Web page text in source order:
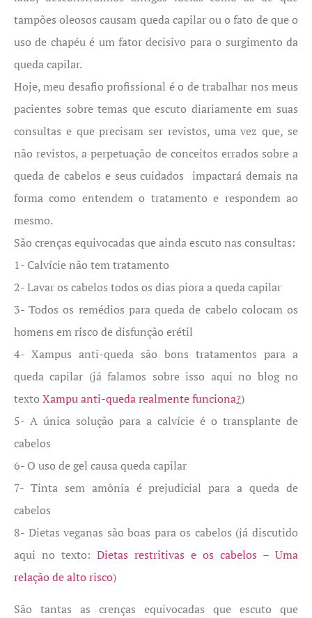
tampões oleosos causam queda capilar ou o fato de que o
uso de chapéu é um fator decisivo para o surgimento da
queda capilar.
Hoje, meu desafio profissional é o de trabalhar nos meus
pacientes sobre temas que escuto diariamente em suas
consultas e que precisam ser revistos, uma vez que, se
não revistos, a perpetuação de conceitos errados sobre a
queda de cabelos e seus cuidados impactará demais na
forma como entendem o tratamento e respondem ao
mesmo.
São crenças equivocadas que ainda escuto nas consultas:
1- Calvície não tem tratamento
2- Lavar os cabelos todos os dias piora a queda capilar
3- Todos os remédios para queda de cabelo colocam os
homens em risco de disfunção erétil
4- Xampus anti-queda são bons tratamentos para a
queda capilar (já falamos sobre isso aqui no blog no
texto Xampu anti-queda realmente funciona?)
5- A única solução para a calvície é o transplante de
cabelos
6- O uso de gel causa queda capilar
7- Tinta sem amônia é prejudicial para a queda de
cabelos
8- Dietas veganas são boas para os cabelos (já discutido
aqui no texto: Dietas restritivas e os cabelos – Uma
relação de alto risco)
São tantas as crenças equivocadas que escuto que